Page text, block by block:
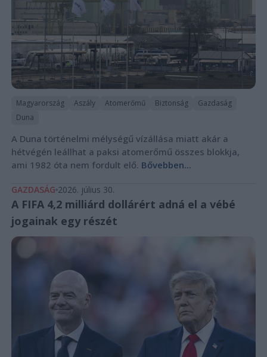
Magyarország Aszály Atomerőmű Biztonság
Gazdaság
Duna
A Duna történelmi mélységű vízállása miatt akár a
hétvégén leállhat a paksi atomerőmű összes blokkja,
ami 1982 óta nem fordult elő. Bővebben...
GAZDASÁG 2026. július 30.
A FIFA 4,2 milliárd dollárért adná el a vébé
jogainak egy részét